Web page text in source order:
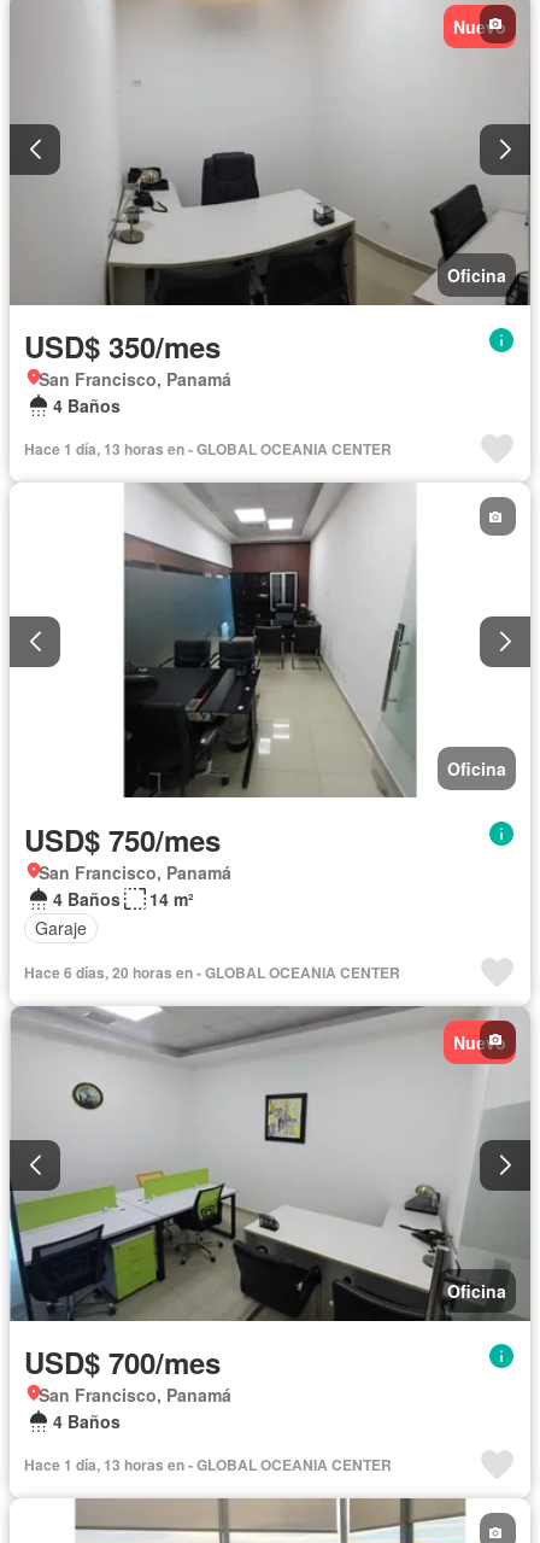
Nuevo
Oficina
USD$ 350/mes
San Francisco, Panamá
4 Baños
Hace 1 día, 13 horas en - GLOBAL OCEANIA CENTER
Oficina
USD$ 750/mes
San Francisco, Panamá
4 Baños
14 m²
Garaje
Hace 6 días, 20 horas en - GLOBAL OCEANIA CENTER
Nuevo
Oficina
USD$ 700/mes
San Francisco, Panamá
4 Baños
Hace 1 día, 13 horas en - GLOBAL OCEANIA CENTER